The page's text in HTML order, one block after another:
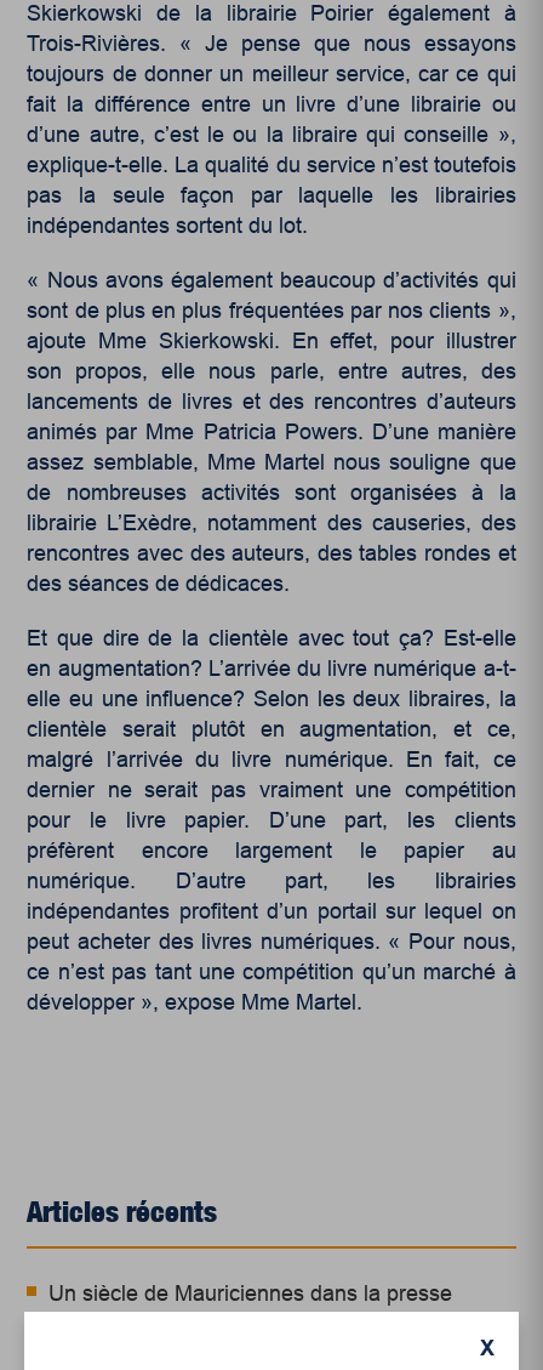
Skierkowski de la librairie Poirier également à
Trois-Rivières. « Je pense que nous essayons
toujours de donner un meilleur service, car ce qui
fait la différence entre un livre d’une librairie ou
d’une autre, c’est le ou la libraire qui conseille »,
explique-t-elle. La qualité du service n’est toutefois
pas la seule façon par laquelle les librairies
indépendantes sortent du lot.
« Nous avons également beaucoup d’activités qui
sont de plus en plus fréquentées par nos clients »,
ajoute Mme Skierkowski. En effet, pour illustrer
son propos, elle nous parle, entre autres, des
lancements de livres et des rencontres d’auteurs
animés par Mme Patricia Powers. D’une manière
assez semblable, Mme Martel nous souligne que
de nombreuses activités sont organisées à la
librairie L’Exèdre, notamment des causeries, des
rencontres avec des auteurs, des tables rondes et
des séances de dédicaces.
Et que dire de la clientèle avec tout ça? Est-elle
en augmentation? L’arrivée du livre numérique a-t-
elle eu une influence? Selon les deux libraires, la
clientèle serait plutôt en augmentation, et ce,
malgré l’arrivée du livre numérique. En fait, ce
dernier ne serait pas vraiment une compétition
pour le livre papier. D’une part, les clients
préfèrent encore largement le papier au
numérique. D’autre part, les librairies
indépendantes profitent d’un portail sur lequel on
peut acheter des livres numériques. « Pour nous,
ce n’est pas tant une compétition qu’un marché à
développer », expose Mme Martel.
Articles récents
Un siècle de Mauriciennes dans la presse
X